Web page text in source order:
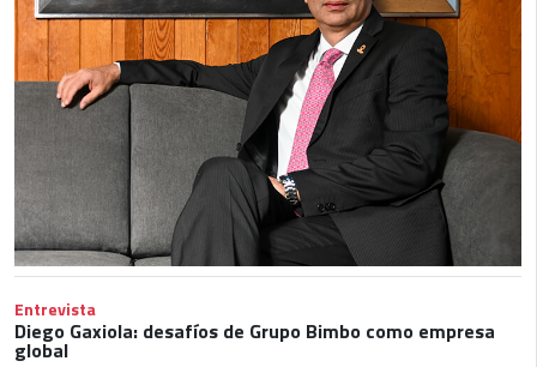
Entrevista
Diego Gaxiola: desafíos de Grupo Bimbo como empresa
global